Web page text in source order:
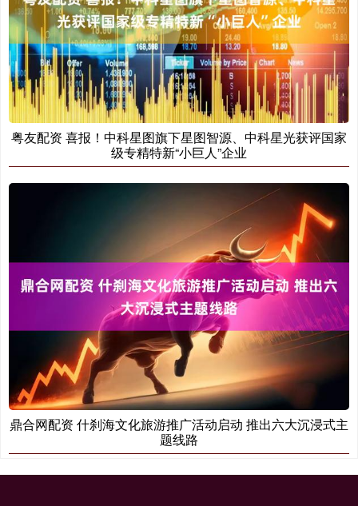
粤友配资 喜报！中科星图旗下星图智源、中科星光获评国家
级专精特新“小巨人”企业
鼎合网配资 什刹海文化旅游推广活动启动 推出六大沉浸式主
题线路